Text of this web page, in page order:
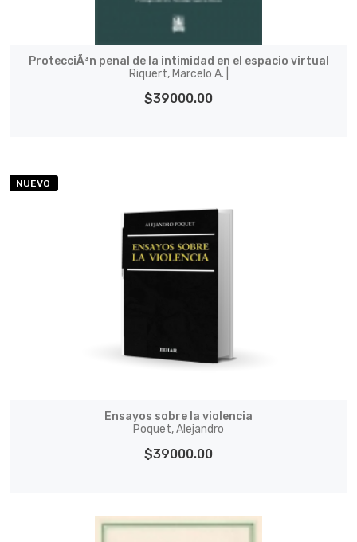
ProtecciÃ³n penal de la intimidad en el espacio virtual
Riquert, Marcelo A. |
$39000.00
NUEVO
Ensayos sobre la violencia
Poquet, Alejandro
$39000.00